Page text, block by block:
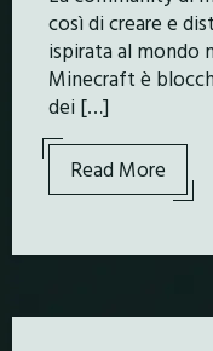
così di creare e
ispirata al mondo
Minecraft è
dei […]
Read More